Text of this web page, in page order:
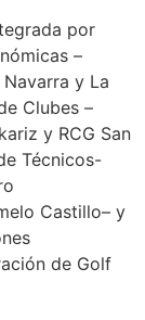
por
–
y La
Clubes –
y RCG San
Técnicos-
Castillo– y
de Golf